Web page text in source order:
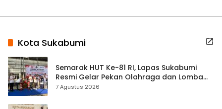
Kota Sukabumi
Semarak HUT Ke-81 RI, Lapas Sukabumi
Resmi Gelar Pekan Olahraga dan Lomba
Tradisional
7 Agustus 2026